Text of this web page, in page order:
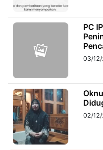
Kabarbaru.co
Media
Holding
PC
03/
02/